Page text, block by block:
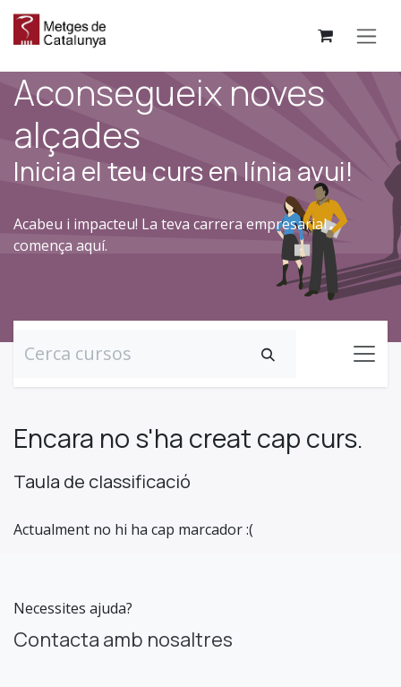
Skip to Content
Aconsegueix noves
alçades
Inicia el teu curs en línia avui!
Acabeu i impacteu! La teva carrera empresarial
comença aquí.
Taula de classificació
Actualment no hi ha cap marcador :(
Encara no s'ha creat cap curs.
Necessites ajuda?
Contacta amb nosaltres